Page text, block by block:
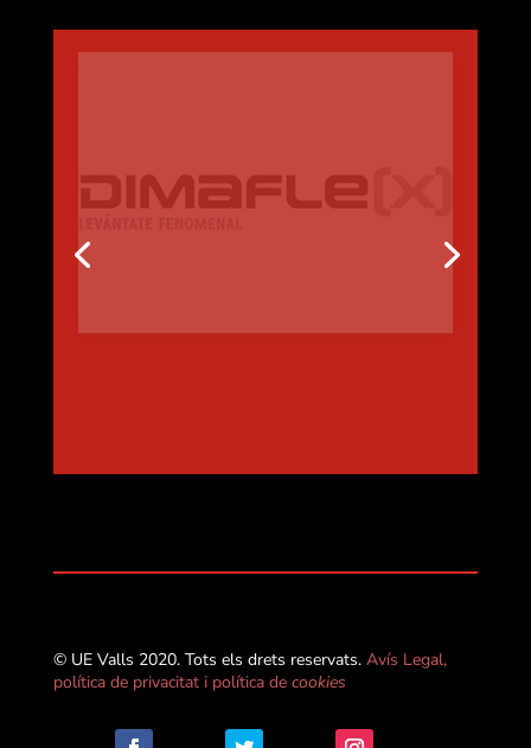
© UE Valls 2020. Tots els drets reservats. Avís Legal,
política de privacitat i política de cookies